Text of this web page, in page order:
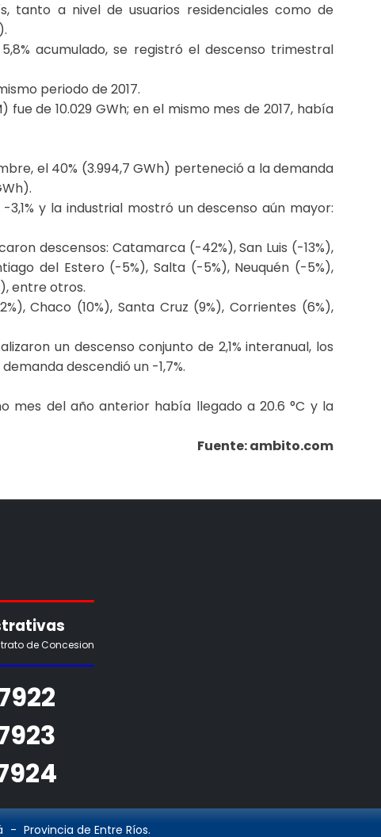
tanto a nivel de usuarios residenciales como de
acumulado, se registró el descenso trimestral
periodo de 2017.
de 10.029 GWh; en el mismo mes de 2017, había
el 40% (3.994,7 GWh) perteneció a la demanda
y la industrial mostró un descenso aún mayor:
descensos: Catamarca (-42%), San Luis (-13%),
del Estero (-5%), Salta (-5%), Neuquén (-5%),
entre otros.
Chaco (10%), Santa Cruz (9%), Corrientes (6%),
un descenso conjunto de 2,1% interanual, los
descendió un -1,7%.
mes del año anterior había llegado a 20.6 °C y la
Fuente: ambito.com
de Concesion
- Provincia de Entre Ríos.